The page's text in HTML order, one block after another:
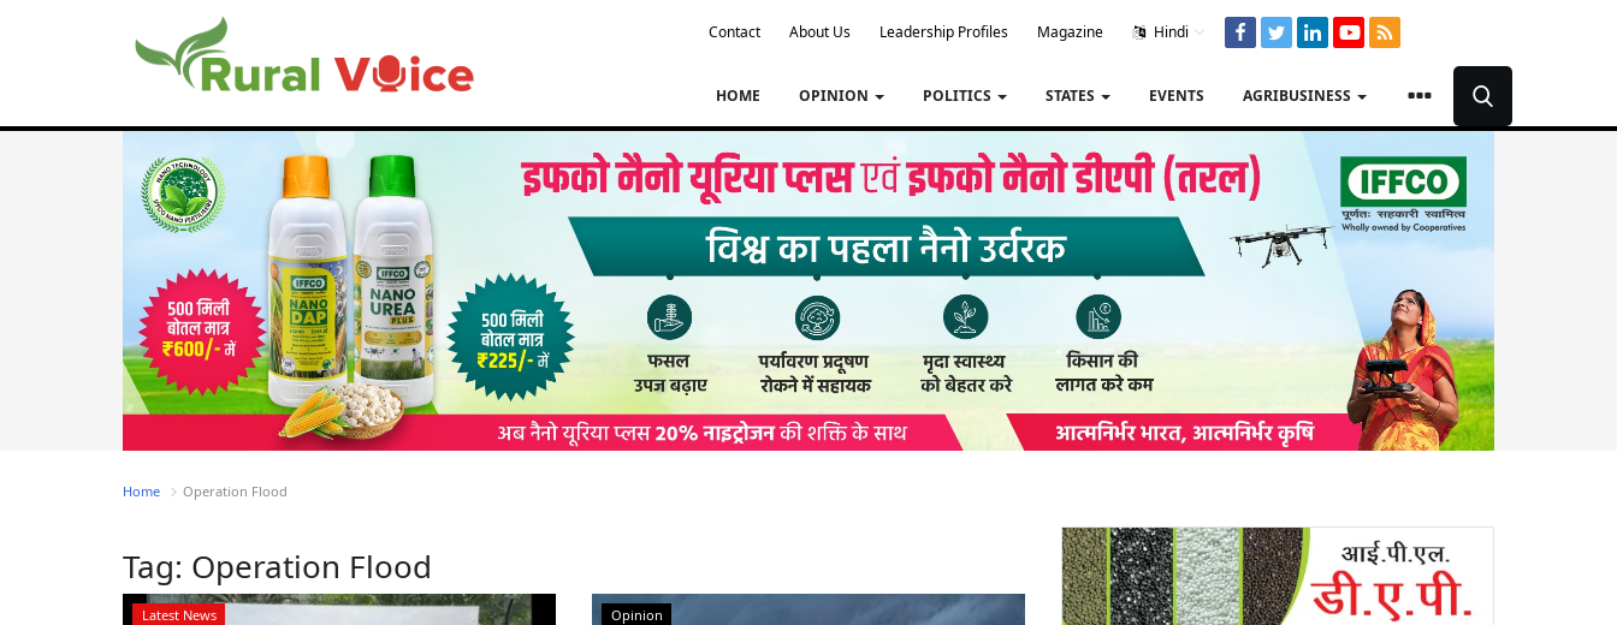
Contact About Us Leadership Profiles Magazine Hindi
HOME OPINION POLITICS STATES EVENTS AGRIBUSINESS
Home Operation Flood
Tag: Operation Flood
Latest News Opinion